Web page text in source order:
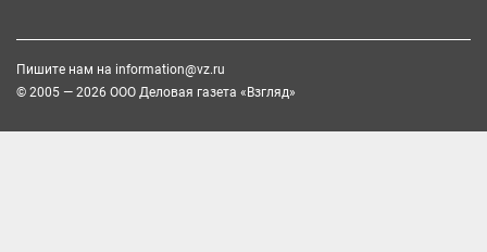
Пишите нам на information@vz.ru
© 2005 — 2026 ООО Деловая газета «Взгляд»